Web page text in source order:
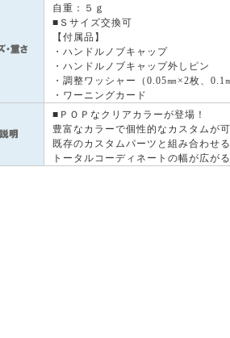
自重：５ｇ
■Ｓサイズ交換可
【付属品】
・ハンドルノブキャップ
・ハンドルノブキャップ外しピン
・調整ワッシャー（0.05㎜×2枚、0.1
・ワーニングカード
■ＰＯＰなクリアカラーが登場！
豊富なカラーで個性的なカスタムが
既存のカスタムパーツと組み合わせ
トータルコーディネートの幅が広が